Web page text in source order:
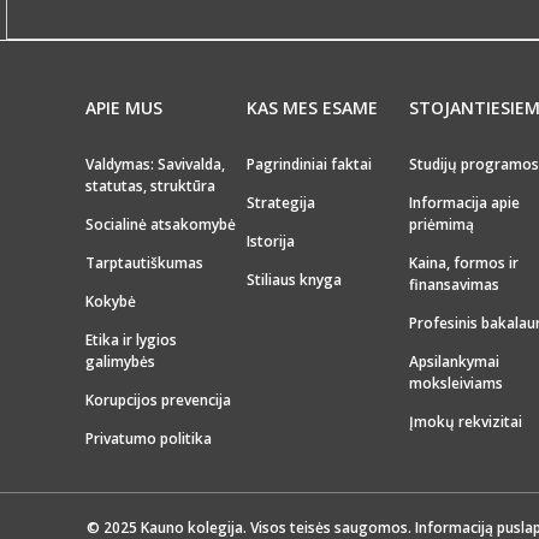
APIE MUS
Valdymas: Savivalda,
statutas, struktūra
Socialinė atsakomybė
Tarptautiškumas
Kokybė
Etika ir lygios
galimybės
Korupcijos prevencija
Privatumo politika
KAS MES ESAME
Pagrindiniai faktai
Strategija
Istorija
Stiliaus knyga
Studijų programos
Informacija apie
priėmimą
Kaina, formos ir
finansavimas
Profesinis
Apsilankymai
moksleiviams
Įmokų rekvizitai
© 2025 Kauno kolegija. Visos teisės saugomos. Informaciją